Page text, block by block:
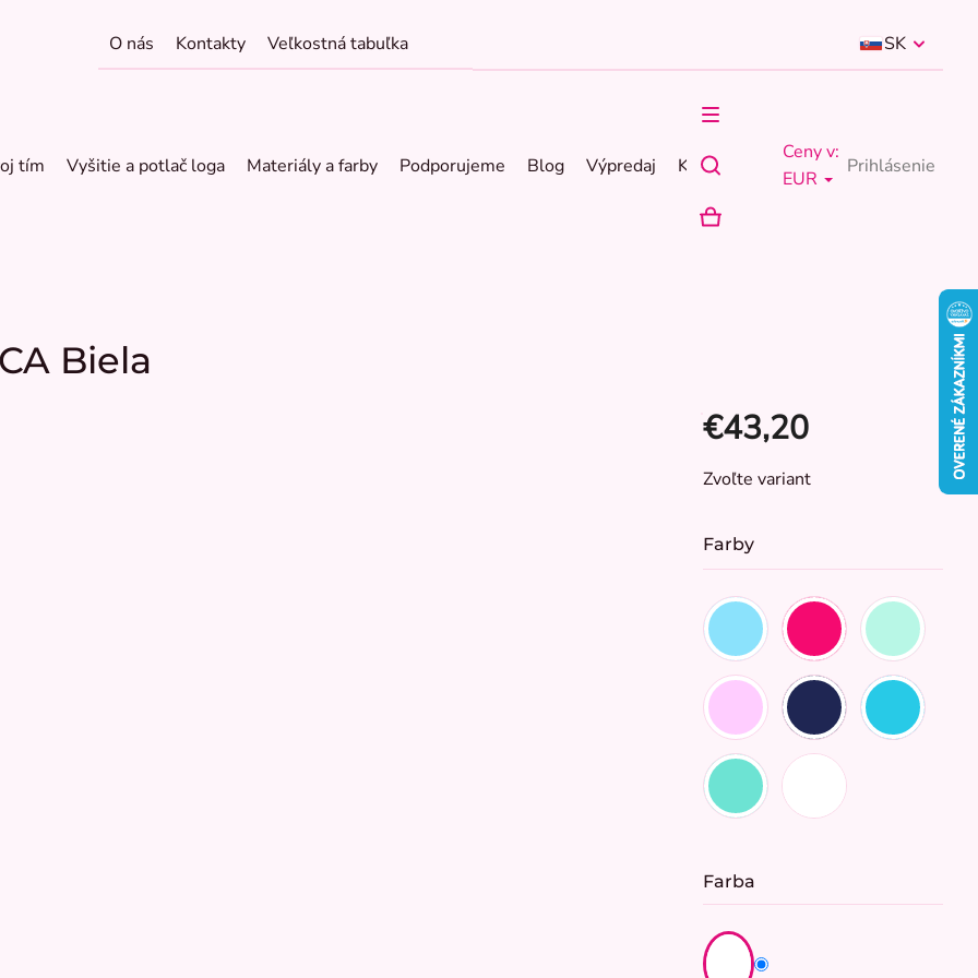
O nás Kontakty Veľkostná tabuľka SK
tím Vyšitie a potlač loga Materiály a farby Podporujeme Blog Výpredaj Kontakty
Ceny v:
EUR
Prihlásenie
NÁKUPNÝ
Biela
€43,20
Jednotková
Zvoľte variant
Farby
Farba